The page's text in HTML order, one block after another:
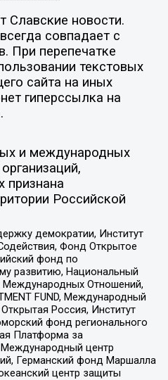
Славские новости.
совпадает с
При перепечатке
текстовых
сайта на иных
гиперссылка на
и международных
признана
Российской
демократии, Институт
Фонд Открытое
фонд по
развитию, Национальный
Международных Отношений,
FUND, Международный
Россия, Институт
фонд регионального
Платформа за
центр
Германский фонд Маршалла
центр защиты